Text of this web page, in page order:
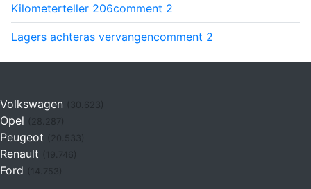
Kilometerteller 206comment 2
Lagers achteras vervangencomment 2
Volkswagen (30.623)
Opel
Peugeot
Renault (19.746)
Ford (14.753)